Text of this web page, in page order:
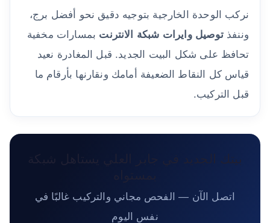
نركب الوحدة الخارجية بتوجيه دقيق نحو أفضل برج،
وننفذتوصيل وايرات شبكة الانترنت بمسارات مخفية
تحافظ على شكل البيت الجديد. قبل المغادرة نعيد
قياس كل النقاط الضعيفة أمامك ونقارنها بأرقام ما
قبل التركيب.
بيتك الجديد في جابر العلي يستاهل شبكة
اتصل الآن — الفحص مجاني والتركيب غالبًا في
نفس اليوم